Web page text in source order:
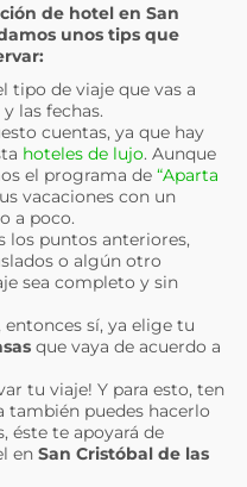
de hotel en San
unos tips que
tipo de viaje que vas a
las fechas.
cuentas, ya que hay
hoteles de lujo. Aunque
el programa de “Aparta
vacaciones con un
a poco.
los puntos anteriores,
o algún otro
sea completo y sin
sí, ya elige tu
que vaya de acuerdo a
tu viaje! Y para esto, ten
también puedes hacerlo
éste te apoyará de
en San Cristóbal de las